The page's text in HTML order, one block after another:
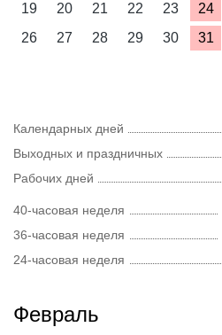
19
20 21 22 23 24
26
27 28 29 30 31
Календарных дней
Выходных и праздничных
Рабочих дней
40-часовая неделя
36-часовая неделя
24-часовая неделя
Февраль